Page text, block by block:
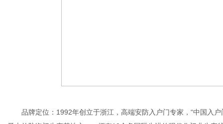
品牌定位：1992年创立于浙江，高端安防入户门专家，“中国入户